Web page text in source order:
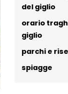
del giglio
orario
giglio
parchi e
spiagge